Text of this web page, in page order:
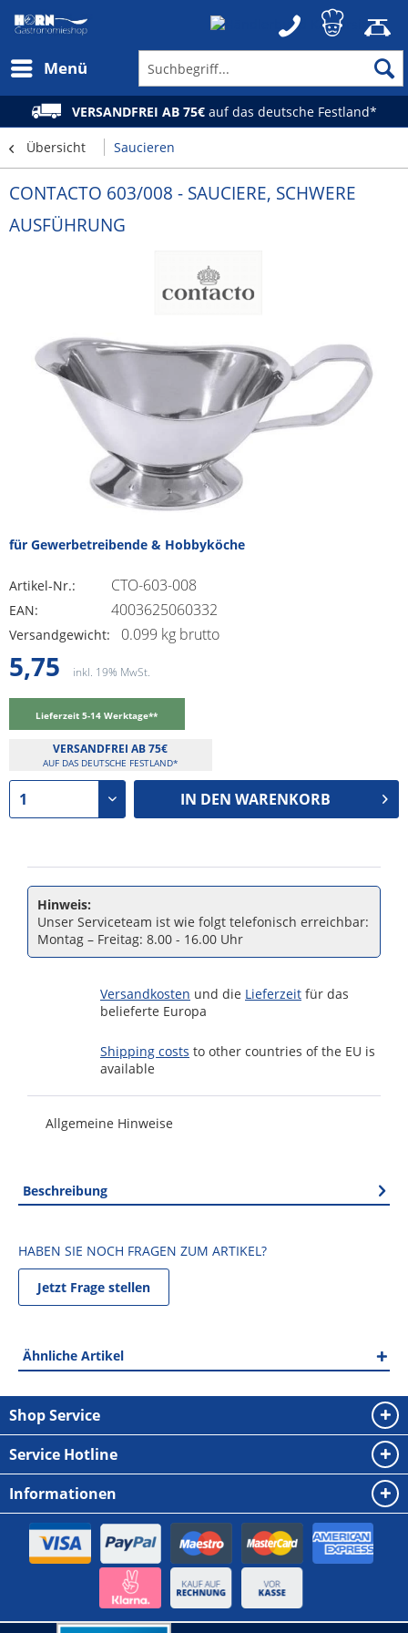
Menü
VERSANDFREI AB 75€ auf das deutsche Festland*
Übersicht Saucieren
CONTACTO 603/008 - SAUCIERE, SCHWERE
AUSFÜHRUNG
für Gewerbetreibende & Hobbyköche
Artikel-Nr.: CTO-603-008
EAN: 4003625060332
Versandgewicht: 0.099 kg brutto
5,75 inkl. 19% MwSt.
VERSANDFREI AB 75€
AUF DAS DEUTSCHE FESTLAND*
Lieferzeit 5-14 Werktage**
IN DEN WARENKORB
Hinweis:
Unser Serviceteam ist wie folgt telefonisch erreichbar:
Montag – Freitag: 8.00 - 16.00 Uhr
Versandkosten und die Lieferzeit für das
belieferte Europa
Shipping costs to other countries of the EU is
available
Allgemeine Hinweise
Beschreibung
HABEN SIE NOCH FRAGEN ZUM ARTIKEL?
Jetzt Frage stellen
Ähnliche Artikel
Shop Service
Service Hotline
Informationen